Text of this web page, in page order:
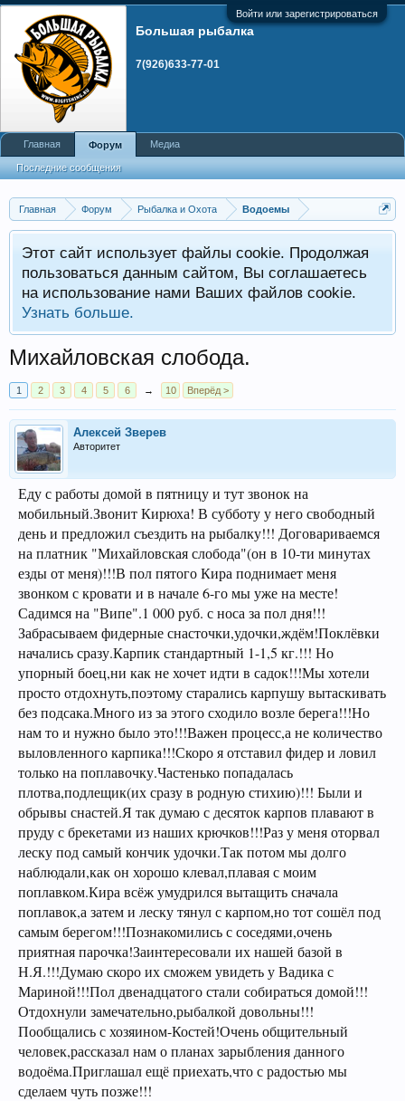
Войти или зарегистрироваться
Главная Форум Рыбалка и Охота Водоемы
Этот сайт использует файлы cookie. Продолжая
пользоваться данным сайтом, Вы соглашаетесь
на использование нами Ваших файлов cookie.
Узнать больше.
Михайловская слобода.
1 2 3 4 5 6 → 10 Вперёд >
Алексей Зверев
Авторитет
Еду с работы домой в пятницу и тут звонок на
мобильный.Звонит Кирюха! В субботу у него свободный
день и предложил съездить на рыбалку!!! Договариваемся
на платник "Михайловская слобода"(он в 10-ти минутах
езды от меня)!!!В пол пятого Кира поднимает меня
звонком с кровати и в начале 6-го мы уже на месте!
Садимся на "Випе".1 000 руб. с носа за пол дня!!!
Забрасываем фидерные снасточки,удочки,ждём!Поклёвки
начались сразу.Карпик стандартный 1-1,5 кг.!!! Но
упорный боец,ни как не хочет идти в садок!!!Мы хотели
просто отдохнуть,поэтому старались карпушу вытаскивать
без подсака.Много из за этого сходило возле берега!!!Но
нам то и нужно было это!!!Важен процесс,а не количество
выловленного карпика!!!Скоро я отставил фидер и ловил
только на поплавочку.Частенько попадалась
плотва,подлещик(их сразу в родную стихию)!!! Были и
обрывы снастей.Я так думаю с десяток карпов плавают в
пруду с брекетами из наших крючков!!!Раз у меня оторвал
леску под самый кончик удочки.Так потом мы долго
наблюдали,как он хорошо клевал,плавая с моим
поплавком.Кира всёж умудрился вытащить сначала
поплавок,а затем и леску тянул с карпом,но тот сошёл под
самым берегом!!!Познакомились с соседями,очень
приятная парочка!Заинтересовали их нашей базой в
Н.Я.!!!Думаю скоро их сможем увидеть у Вадика с
Мариной!!!Пол двенадцатого стали собираться домой!!!
Отдохнули замечательно,рыбалкой довольны!!!
Пообщались с хозяином-Костей!Очень общительный
человек,рассказал нам о планах зарыбления данного
водоёма.Приглашал ещё приехать,что с радостью мы
сделаем чуть позже!!!
Большая рыбалка
7(926)633-77-01
Главная Форум
Последние сообщения
Медиа